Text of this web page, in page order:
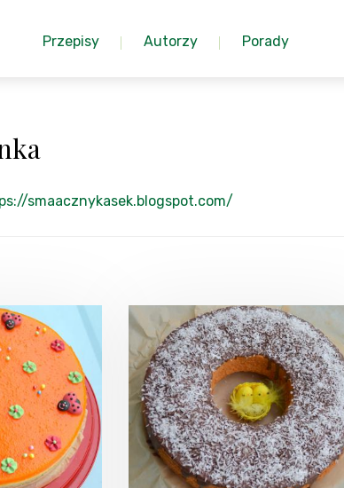
Przepisy Autorzy Porady
smaacznykasek.blogspot.com/